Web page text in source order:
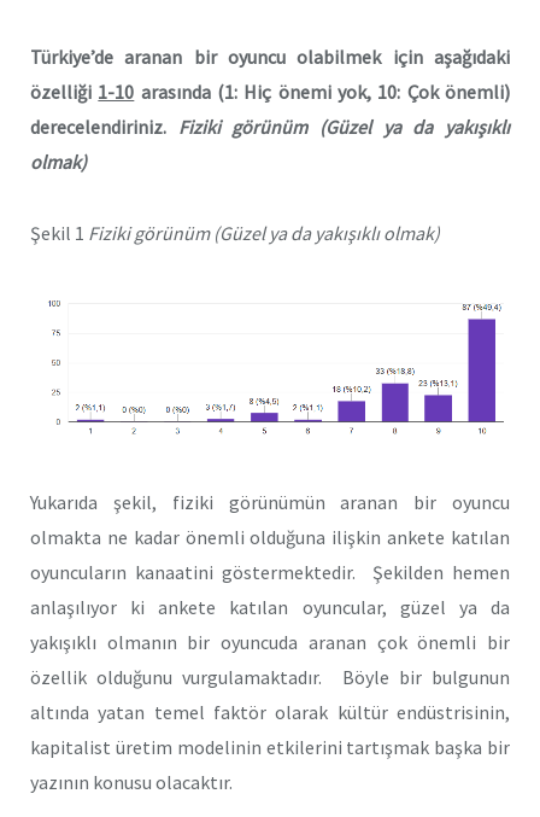
Türkiye’de aranan bir oyuncu olabilmek için aşağıdaki
özelliği 1-10 arasında (1: Hiç önemi yok, 10: Çok önemli)
derecelendiriniz. Fiziki görünüm (Güzel ya da yakışıklı
olmak)
Şekil 1 Fiziki görünüm (Güzel ya da yakışıklı olmak)
Yukarıda şekil, fiziki görünümün aranan bir oyuncu
olmakta ne kadar önemli olduğuna ilişkin ankete katılan
oyuncuların kanaatini göstermektedir. Şekilden hemen
anlaşılıyor ki ankete katılan oyuncular, güzel ya da
yakışıklı olmanın bir oyuncuda aranan çok önemli bir
özellik olduğunu vurgulamaktadır. Böyle bir bulgunun
altında yatan temel faktör olarak kültür endüstrisinin,
kapitalist üretim modelinin etkilerini tartışmak başka bir
yazının konusu olacaktır.